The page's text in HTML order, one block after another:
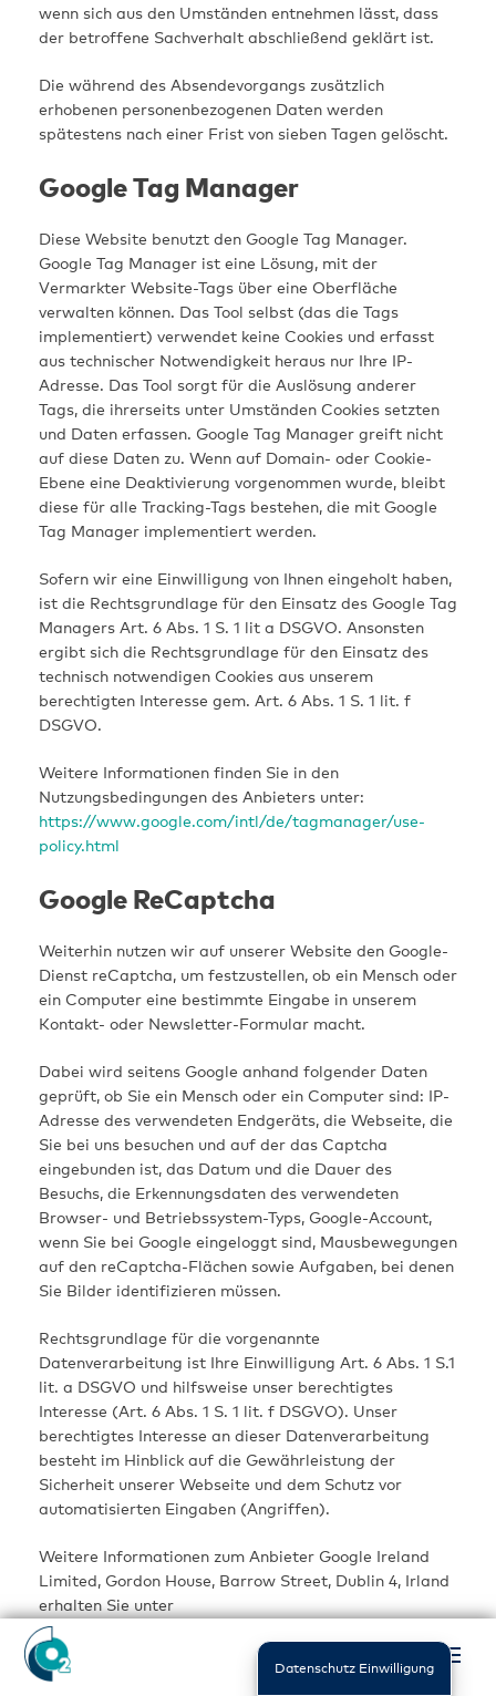
wenn sich aus den Umständen entnehmen lässt, dass
der betroffene Sachverhalt abschließend geklärt ist.
Die während des Absendevorgangs zusätzlich
erhobenen personenbezogenen Daten werden
spätestens nach einer Frist von sieben Tagen gelöscht.
Google Tag Manager
Diese Website benutzt den Google Tag Manager.
Google Tag Manager ist eine Lösung, mit der
Vermarkter Website-Tags über eine Oberfläche
verwalten können. Das Tool selbst (das die Tags
implementiert) verwendet keine Cookies und erfasst
aus technischer Notwendigkeit heraus nur Ihre IP-
Adresse. Das Tool sorgt für die Auslösung anderer
Tags, die ihrerseits unter Umständen Cookies setzten
und Daten erfassen. Google Tag Manager greift nicht
auf diese Daten zu. Wenn auf Domain- oder Cookie-
Ebene eine Deaktivierung vorgenommen wurde, bleibt
diese für alle Tracking-Tags bestehen, die mit Google
Tag Manager implementiert werden.
Sofern wir eine Einwilligung von Ihnen eingeholt haben,
ist die Rechtsgrundlage für den Einsatz des Google Tag
Managers Art. 6 Abs. 1 S. 1 lit a DSGVO. Ansonsten
ergibt sich die Rechtsgrundlage für den Einsatz des
technisch notwendigen Cookies aus unserem
berechtigten Interesse gem. Art. 6 Abs. 1 S. 1 lit. f
DSGVO.
Weitere Informationen finden Sie in den
Nutzungsbedingungen des Anbieters unter:
https://www.google.com/intl/de/tagmanager/use-
policy.html
Google ReCaptcha
Weiterhin nutzen wir auf unserer Website den Google-
Dienst reCaptcha, um festzustellen, ob ein Mensch oder
ein Computer eine bestimmte Eingabe in unserem
Kontakt- oder Newsletter-Formular macht.
Dabei wird seitens Google anhand folgender Daten
geprüft, ob Sie ein Mensch oder ein Computer sind: IP-
Adresse des verwendeten Endgeräts, die Webseite, die
Sie bei uns besuchen und auf der das Captcha
eingebunden ist, das Datum und die Dauer des
Besuchs, die Erkennungsdaten des verwendeten
Browser- und Betriebssystem-Typs, Google-Account,
wenn Sie bei Google eingeloggt sind, Mausbewegungen
auf den reCaptcha-Flächen sowie Aufgaben, bei denen
Sie Bilder identifizieren müssen.
Rechtsgrundlage für die vorgenannte
Datenverarbeitung ist Ihre Einwilligung Art. 6 Abs. 1 S.1
lit. a DSGVO und hilfsweise unser berechtigtes
Interesse (Art. 6 Abs. 1 S. 1 lit. f DSGVO). Unser
berechtigtes Interesse an dieser Datenverarbeitung
besteht im Hinblick auf die Gewährleistung der
Sicherheit unserer Webseite und dem Schutz vor
automatisierten Eingaben (Angriffen).
Weitere Informationen zum Anbieter Google Ireland
Limited, Gordon House, Barrow Street, Dublin 4, Irland
erhalten Sie unter
https://www.google.com/policies/privacy/
Opt-Out:
Datenschutz Einwilligung